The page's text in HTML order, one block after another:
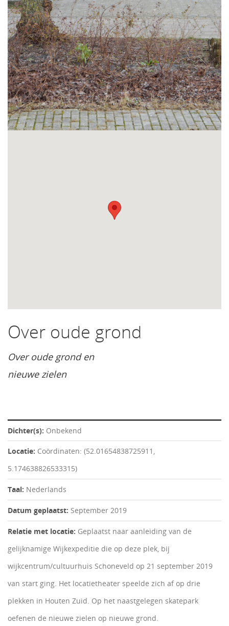
Over oude grond
Over oude grond en
nieuwe zielen
Dichter(s): Onbekend
Locatie: Coördinaten: (52.01654838725911,
5.174638826533315)
Taal: Nederlands
Datum geplaatst: September 2019
Relatie met locatie: Geplaatst naar aanleiding van de
gelijknamige Wijkexpeditie die op deze plek, bij
wijkcentrum/cultuurhuis Schoneveld op 21 september 2019
van start ging. Het locatietheater speelde zich af op drie
plekken in Houten Zuid. Op het naastgelegen skatepark
oefenen de nieuwe zielen op nieuwe grond.